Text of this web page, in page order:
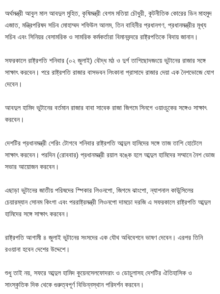
অর্থমন্ত্রী আবুল মাল আবদুল মুহিত, কৃষিমন্ত্রী বেগম মতিয়া চৌধুরী, কূটনীতিক কোরের ডিন মাহমুদ
এজাত, মন্ত্রিপরিষদ সচিব মোহাম্মদ শফিউল আলম, তিন বাহিনীর প্রধানগণ, প্রধানমন্ত্রীর মূখ্য
সচিব এবং সিনিয়র বেসামরিক ও সামরিক কর্মকর্তারা বিমানবন্দরে রাষ্ট্রপতিকে বিদায় জানান।
সফরকালে রাষ্ট্রপতি শনিবার (০২ জুলাই) বৌদ্ধ মঠ ও দুর্গ তাশিছোদজংয়ে ভুটানের রাজার সঙ্গে
সাক্ষাৎ করবেন। পরে রাষ্ট্রপতি রাজার বাসভবন লিংকানা প্রাসাদে রাজার দেয়া এক নৈশভোজে যোগ
দেবেন।
আবদুল হামিদ ভুটানের বর্তমান রাজার বাবা সাবেক রাজা জিগমে সিনগে ওয়াংচুকের সঙ্গেও সাক্ষাৎ
করবেন।
দেশটির প্রধানমন্ত্রী শেরিং টোগবে শনিবার রাষ্ট্রপতি আব্দুল হামিদের সঙ্গে তাজ তাশি হোটেলে
সাক্ষাৎ করবেন। পরদিন (রোববার) প্রধানমন্ত্রী রয়াল বঙ্কে হলে আব্দুল হামিদের সম্মানে নৈশ ভোজ
সভার আয়োজন করবেন।
এছাড়া ভুটানের জাতীয় পরিষদের স্পিকার লিওনপো, জিগমে ঝাংপো, ন্যাশনাল কাউন্সিলের
চেয়ারম্যান সোনম কিংগা এবং পররাষ্ট্রমন্ত্রী লিওনপো দামচো দরজি এ সফরকালে রাষ্ট্রপতি আব্দুল
হামিদের সঙ্গে সাক্ষাৎ করবেন।
রাষ্ট্রপতি আগামী ৪ জুলাই ভুটানের সংসদের এক যৌথ অধিবেশনে ভাষণ দেবেন। এরপর তিনি
রওয়ানা হবেন দেশের উদ্দেশে।
শুধু তাই নয়, সফরে আব্দুল হামিদ কুয়েনসেলফোদরাং ও ডোচুলাসহ দেশটির ঐতিহাসিক ও
সাংস্কৃতিক দিক থেকে গুরুত্বপূর্ণ বিভিন্নস্থান পরিদর্শন করবেন।